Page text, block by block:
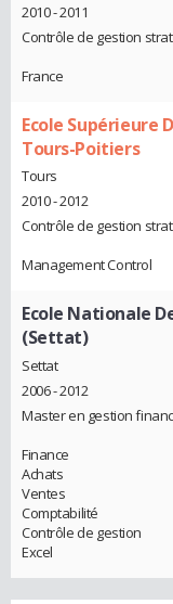
2010 - 2011
Contrôle de gestion
France
Ecole Supérieure
Tours-Poitiers
Tours
2010 - 2012
Contrôle de gestion
Management Control
Ecole Nationale
(Settat)
Settat
2006 - 2012
Master en gestion
Finance
Achats
Ventes
Comptabilité
Contrôle de gestion
Excel